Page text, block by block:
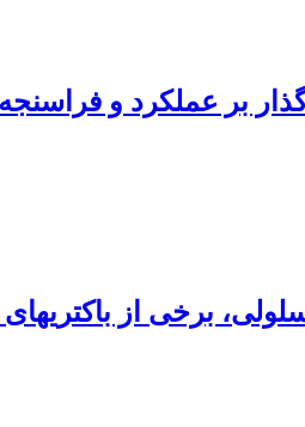
بر عملکرد و
برخی از